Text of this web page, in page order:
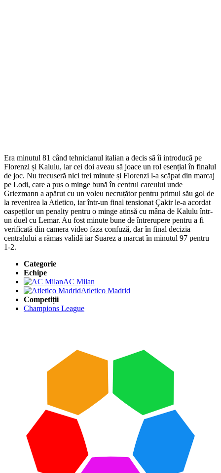
Era minutul 81 când tehnicianul italian a decis să îi introducă pe
Florenzi și Kalulu, iar cei doi aveau să joace un rol esențial în finalul
de joc. Nu trecuseră nici trei minute și Florenzi l-a scăpat din marcaj
pe Lodi, care a pus o minge bună în centrul careului unde
Griezmann a apărut cu un voleu necruțător pentru primul său gol de
la revenirea la Atletico, iar într-un final tensionat Çakir le-a acordat
oaspeților un penalty pentru o minge atinsă cu mâna de Kalulu într-
un duel cu Lemar. Au fost minute bune de întrerupere pentru a fi
verificată din camera video faza confuză, dar în final decizia
centralului a rămas validă iar Suarez a marcat în minutul 97 pentru
1-2.
Categorie
Echipe
AC Milan
Atletico Madrid
Competiții
Champions League